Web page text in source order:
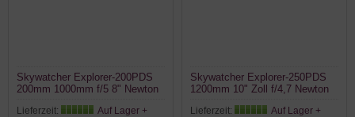
Skywatcher Explorer-200PDS
200mm 1000mm f/5 8" Newton
Lieferzeit:
Auf Lager +
Skywatcher Explorer-250PDS
1200mm 10" Zoll f/4,7 Newton
Lieferzeit:
Auf Lager +